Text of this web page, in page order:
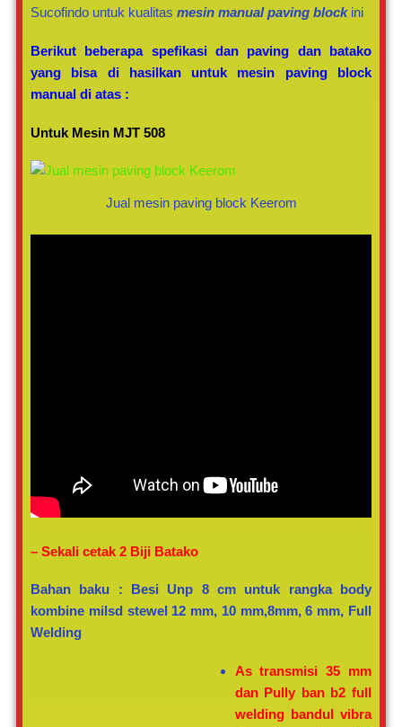
Sucofindo untuk kualitas mesin manual paving blockini
Berikut beberapa spefikasi dan paving dan batako
yang bisa di hasilkan untuk mesin paving block
manual di atas :
Untuk Mesin MJT 508
Jual mesin paving block Keerom
– Sekali cetak 2 Biji Batako
Bahan baku : Besi Unp 8 cm untuk rangka body
kombine milsd stewel 12 mm, 10 mm,8mm, 6 mm, Full
Welding
As transmisi 35 mm
dan Pully ban b2 full
welding bandul vibra